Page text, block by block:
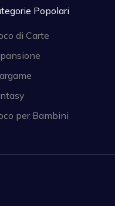
Popolari
di Carte
per Bambini